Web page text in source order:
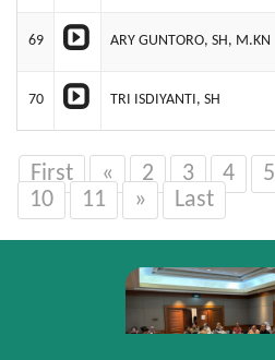
69 ARY GUNTORO, SH, M.KN
70 TRI ISDIYANTI, SH
First « 2 3 4 5
10
11 » Last